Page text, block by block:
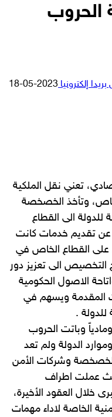
الحروب
إلكترونيا 2023-05-18
تعني نقل الملكية
وتأخذ الخصخصة
الى القطاع
عن تقديم خدمات كانت
على القطاع الخاص في
الى تعزيز دور
الاصول الحكومية
المقدمة ويسهم في
للدولة .
وباتت الحروب
الدولة ولم تعد
وشركات الأمن
عملت اطراف
خلال العقود الأخيرة،
الخاصة لاداء مهمات